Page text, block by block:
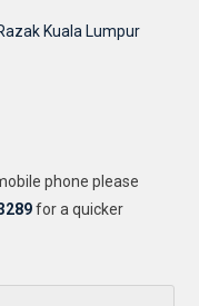
Kuala Lumpur
phone please
for a quicker